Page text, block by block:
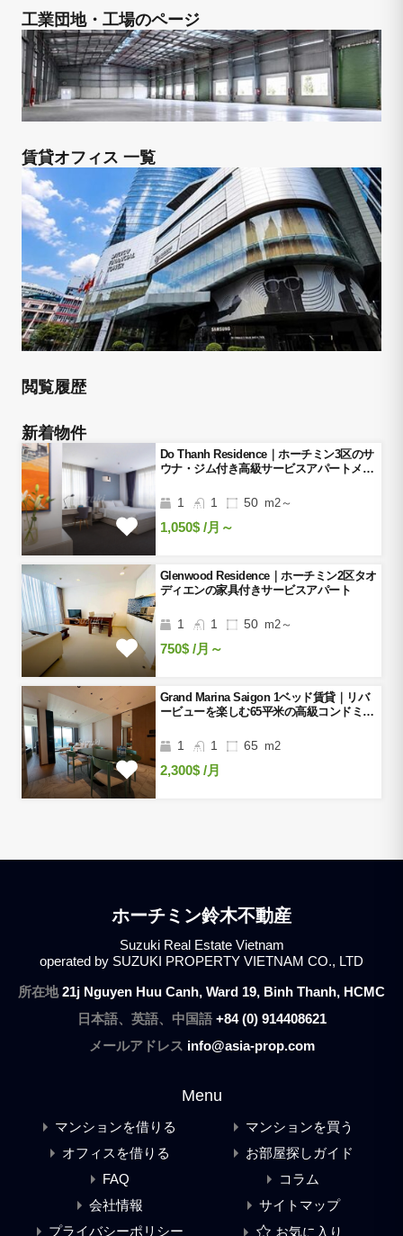
工業団地・工場のページ
賃貸オフィス 一覧
閲覧履歴
新着物件
Do Thanh Residence｜ホーチミン3区のサ
ウナ・ジム付き高級サービスアパートメン
1 1 50 m2～
1,050$ /月～
Glenwood Residence｜ホーチミン2区タオ
ディエンの家具付きサービスアパート
1 1 50 m2～
750$ /月～
Grand Marina Saigon 1ベッド賃貸｜リバ
ービューを楽しむ65平米の高級コンドミニ
1 1 65 m2
2,300$ /月
ホーチミン鈴木不動産
Suzuki Real Estate Vietnam
operated by SUZUKI PROPERTY VIETNAM CO., LTD
所在地21j Nguyen Huu Canh, Ward 19, Binh Thanh, HCMC
日本語、英語、中国語 +84 (0) 914408621
メールアドレス info@asia-prop.com
Menu
マンションを借りる
マンションを買う
オフィスを借りる
お部屋探しガイド
FAQ
コラム
会社情報
サイトマップ
プライバシーポリシー
お気に入り